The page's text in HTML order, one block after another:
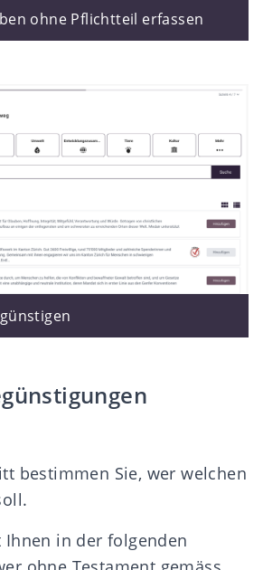
ohne Pflichtteil erfassen
bestimmen Sie, wer welchen
Ihnen in der folgenden